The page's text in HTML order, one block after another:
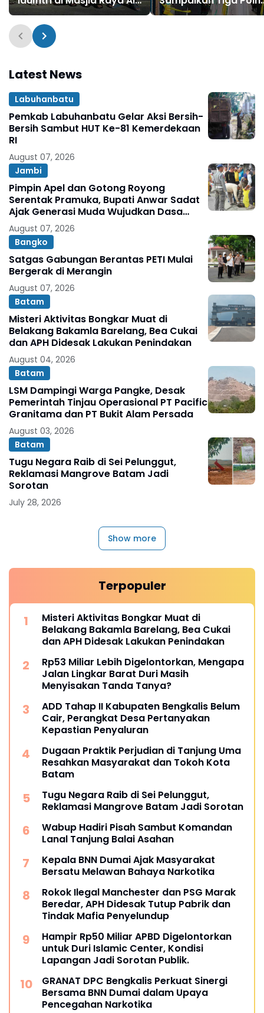
Ikhlas Ujung Bandar
Penting
Latest News
Labuhanbatu
Pemkab Labuhanbatu Gelar Aksi Bersih-
Bersih Sambut HUT Ke-81 Kemerdekaan
RI
August 07, 2026
Jambi
Pimpin Apel dan Gotong Royong
Serentak Pramuka, Bupati Anwar Sadat
Ajak Generasi Muda Wujudkan Dasa
Darma Melalui Aksi Nyata Peduli
Lingkungan
August 07, 2026
Bangko
Satgas Gabungan Berantas PETI Mulai
Bergerak di Merangin
August 07, 2026
Batam
Misteri Aktivitas Bongkar Muat di
Belakang Bakamla Barelang, Bea Cukai
dan APH Didesak Lakukan Penindakan
August 04, 2026
Batam
LSM Dampingi Warga Pangke, Desak
Pemerintah Tinjau Operasional PT Pacific
Granitama dan PT Bukit Alam Persada
August 03, 2026
Batam
Tugu Negara Raib di Sei Pelunggut,
Reklamasi Mangrove Batam Jadi
Sorotan
July 28, 2026
Show more
Terpopuler
Misteri Aktivitas Bongkar Muat di
Belakang Bakamla Barelang, Bea Cukai
dan APH Didesak Lakukan Penindakan
Rp53 Miliar Lebih Digelontorkan, Mengapa
Jalan Lingkar Barat Duri Masih
Menyisakan Tanda Tanya?
ADD Tahap II Kabupaten Bengkalis Belum
Cair, Perangkat Desa Pertanyakan
Kepastian Penyaluran
Dugaan Praktik Perjudian di Tanjung Uma
Resahkan Masyarakat dan Tokoh Kota
Batam
Tugu Negara Raib di Sei Pelunggut,
Reklamasi Mangrove Batam Jadi Sorotan
Wabup Hadiri Pisah Sambut Komandan
Lanal Tanjung Balai Asahan
Kepala BNN Dumai Ajak Masyarakat
Bersatu Melawan Bahaya Narkotika
Rokok Ilegal Manchester dan PSG Marak
Beredar, APH Didesak Tutup Pabrik dan
Tindak Mafia Penyelundup
Hampir Rp50 Miliar APBD Digelontorkan
untuk Duri Islamic Center, Kondisi
Lapangan Jadi Sorotan Publik.
GRANAT DPC Bengkalis Perkuat Sinergi
Bersama BNN Dumai dalam Upaya
Pencegahan Narkotika